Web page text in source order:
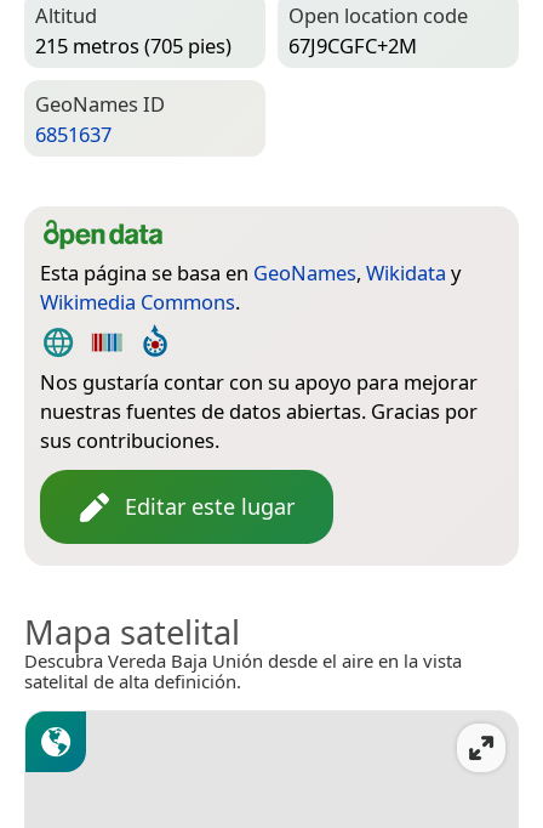
Altitud
215 metros (705 pies)
Open location code
67J9CGFC+2M
Geo­Names ID
6851637
Esta página se basa en GeoNames, Wikidata y
Wikimedia Commons.
Nos gustaría contar con su apoyo para mejorar
nuestras fuentes de datos abiertas. Gracias por
sus contribuciones.
Editar este lugar
Mapa satelital
Descubra Vereda Baja Unión desde el aire en la vista
satelital de alta definición.